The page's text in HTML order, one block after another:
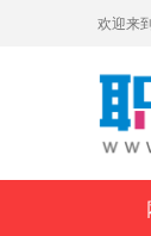
欢迎来